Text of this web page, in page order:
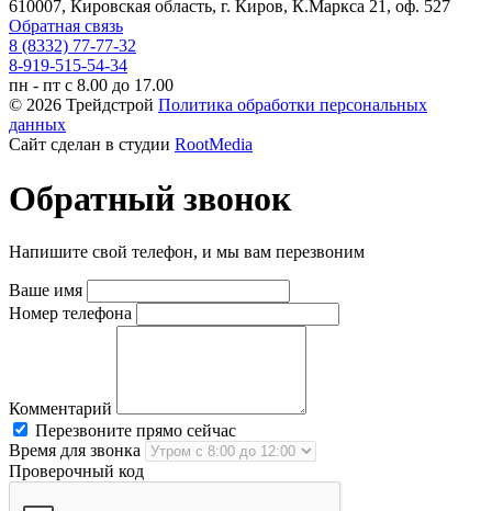
610007, Кировская область, г. Киров, К.Маркса 21, оф. 527
Обратная связь
8 (8332) 77-77-32
8-919-515-54-34
пн - пт с 8.00 до 17.00
© 2026 Трейдстрой Политика обработки персональных
данных
Сайт сделан в студии RootMedia
Обратный звонок
Напишите свой телефон, и мы вам перезвоним
Ваше имя
Номер телефона
Комментарий
Перезвоните прямо сейчас
Время для звонка
Проверочный код